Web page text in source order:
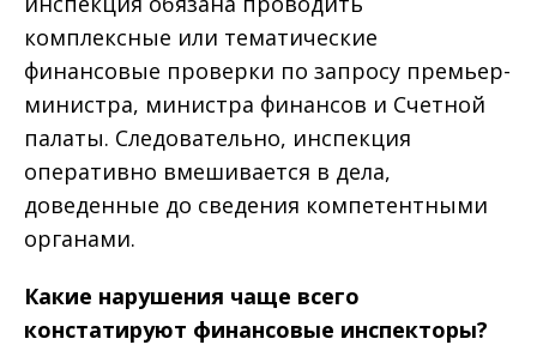
комплексные или тематические
финансовые проверки по запросу премьер-
министра, министра финансов и Счетной
палаты. Следовательно, инспекция
оперативно вмешивается в дела,
доведенные до сведения компетентными
органами.
Какие нарушения чаще всего
констатируют финансовые инспекторы?